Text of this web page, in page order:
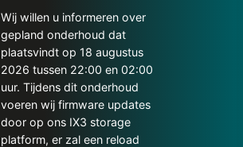
Wij willen u informeren over
gepland onderhoud dat
plaatsvindt op 18 augustus
2026 tussen 22:00 en 02:00
uur. Tijdens dit onderhoud
voeren wij firmware updates
door op ons IX3 storage
platform, er zal een reload